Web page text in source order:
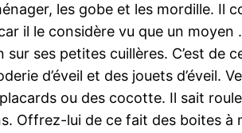
les gobe et les mordille. Il
il le considère vu que un moyen .
ses petites cuillères. C’est de
d’éveil et des jouets d’éveil.
ou des cocotte. Il sait
Offrez-lui de ce fait des boites à